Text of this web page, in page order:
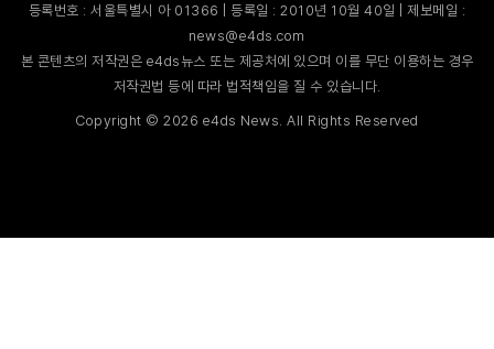
등록번호 : 서울특별시 아 01366 | 등록일 : 2010년 10월 40일 | 제보메일 :
news@e4ds.com
본 콘텐츠의 저작권은 e4ds뉴스 또는 제공처에 있으며 이를 무단 이용하는 경우
저작권법 등에 따라 법적책임을 질 수 있습니다.
Copyright ©2026 e4ds News. All Rights Reserved